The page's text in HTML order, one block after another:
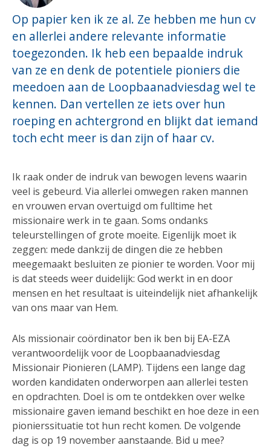
Op papier ken ik ze al. Ze hebben me hun cv
en allerlei andere relevante informatie
toegezonden. Ik heb een bepaalde indruk
van ze en denk de potentiele pioniers die
meedoen aan de Loopbaanadviesdag wel te
kennen. Dan vertellen ze iets over hun
roeping en achtergrond en blijkt dat iemand
toch echt meer is dan zijn of haar cv.
Ik raak onder de indruk van bewogen levens waarin
veel is gebeurd. Via allerlei omwegen raken mannen
en vrouwen ervan overtuigd om fulltime het
missionaire werk in te gaan. Soms ondanks
teleurstellingen of grote moeite. Eigenlijk moet ik
zeggen: mede dankzij de dingen die ze hebben
meegemaakt besluiten ze pionier te worden. Voor mij
is dat steeds weer duidelijk: God werkt in en door
mensen en het resultaat is uiteindelijk niet afhankelijk
van ons maar van Hem.
Als missionair coördinator ben ik ben bij EA-EZA
verantwoordelijk voor de Loopbaanadviesdag
Missionair Pionieren (LAMP). Tijdens een lange dag
worden kandidaten onderworpen aan allerlei testen
en opdrachten. Doel is om te ontdekken over welke
missionaire gaven iemand beschikt en hoe deze in een
pionierssituatie tot hun recht komen. De volgende
dag is op 19 november aanstaande. Bid u mee?